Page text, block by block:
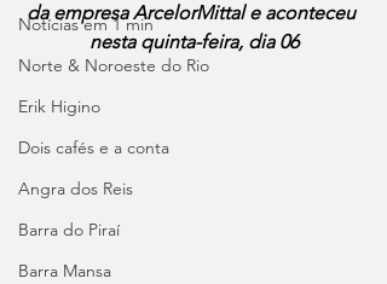
Notícias em 1 min
Norte & Noroeste do Rio
Erik Higino
Dois cafés e a conta
Angra dos Reis
Barra do Piraí
Barra Mansa
da empresa ArcelorMittal e aconteceu
nesta quinta-feira, dia 06